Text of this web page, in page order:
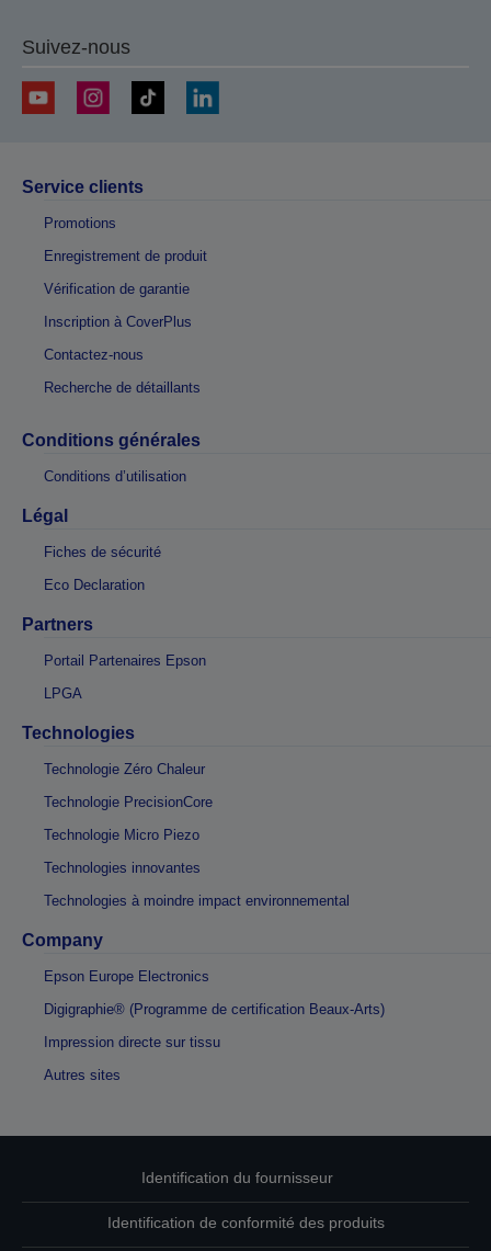
Suivez-nous
Service clients
Promotions
Enregistrement de produit
Vérification de garantie
Inscription à CoverPlus
Contactez-nous
Recherche de détaillants
Conditions générales
Conditions d’utilisation
Légal
Fiches de sécurité
Eco Declaration
Partners
Portail Partenaires Epson
LPGA
Technologies
Technologie Zéro Chaleur
Technologie PrecisionCore
Technologie Micro Piezo
Technologies innovantes
Technologies à moindre impact environnemental
Company
Epson Europe Electronics
Digigraphie® (Programme de certification Beaux-Arts)
Impression directe sur tissu
Autres sites
Identification du fournisseur
Identification de conformité des produits